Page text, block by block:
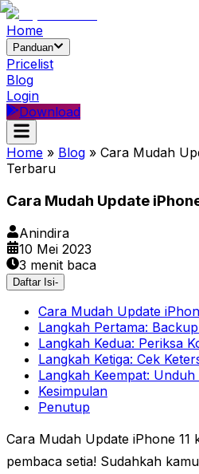
Home
Panduan
Pricelist
Blog
Login
Download
Home » Blog » Cara Mudah
Terbaru
Cara Mudah Update
Anindira
10 Mei 2023
3 menit baca
Daftar Isi-
Cara Mudah Update
Langkah Pertama:
Langkah Kedua: Periksa
Langkah Ketiga: Cek
Langkah Keempat:
Kesimpulan
Penutup
Cara Mudah Update iPhone 11
pembaca setia! Sudahkah